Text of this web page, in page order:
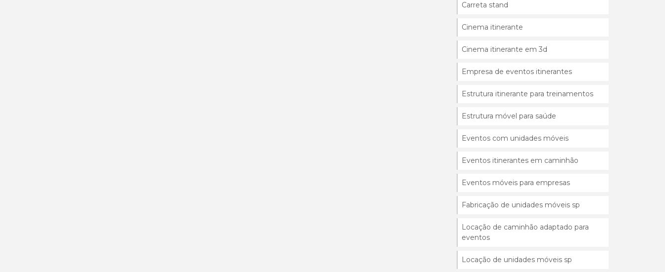
Carreta stand
Cinema itinerante
Cinema itinerante em 3d
Empresa de eventos itinerantes
Estrutura itinerante para treinamentos
Estrutura móvel para saúde
Eventos com unidades móveis
Eventos itinerantes em caminhão
Eventos móveis para empresas
Fabricação de unidades móveis sp
Locação de caminhão adaptado para
eventos
Locação de unidades móveis sp